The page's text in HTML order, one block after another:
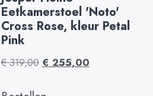
Eetkamerstoel 'Noto'
Cross Rose, kleur Petal
Pink
€319,00 € 255,00